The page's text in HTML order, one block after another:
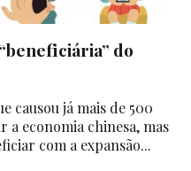
do
causou já mais de 500
economia chinesa, mas
com a expansão...